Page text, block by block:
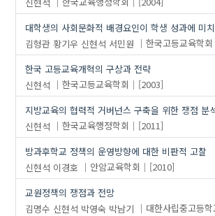
대학생의 사회문화적 배경요인이 학생 성과에 미
김형관 황기우 신현석 서민원 한국고등교육학회
한국 고등교육개혁의 구상과 전략
신현석
한국고등교육학회
[2003]
지방교육의 협력적 거버넌스 구축을 위한 쟁점 분
신현석
한국교육행정학회
[2011]
방과후학교 정책의 운영방향에 대한 비판적 고찰
신현석 이경호 안암교육학회
[2010]
교원정책의 쟁점과 전망
김명수 신현석 박영숙 박남기 대한사립중고등학